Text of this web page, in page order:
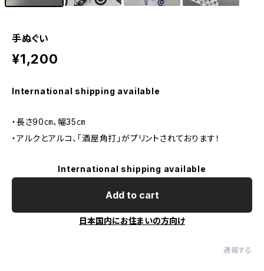
手ぬぐい
¥1,200
International shipping available
・長さ90㎝、幅35㎝
・アルクとアルコ、「酒屋角打」がプリントされております！
International shipping available
Add to cart
日本国内にお住まいの方向け
通報する